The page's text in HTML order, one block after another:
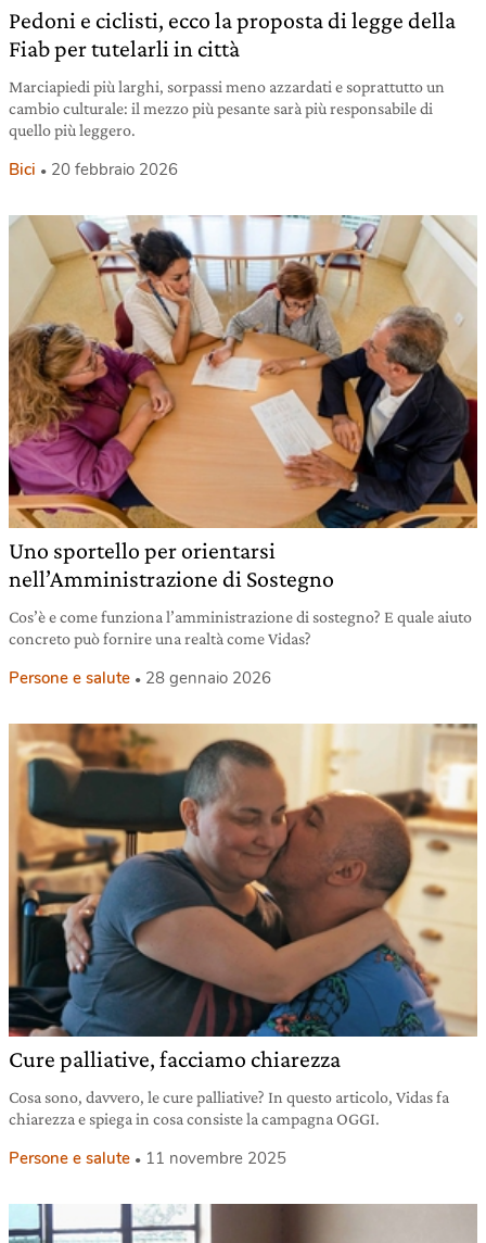
Pedoni e ciclisti, ecco la proposta di legge della
Fiab per tutelarli in città
Marciapiedi più larghi, sorpassi meno azzardati e soprattutto un
cambio culturale: il mezzo più pesante sarà più responsabile di
quello più leggero.
Bici 20 febbraio 2026
Uno sportello per orientarsi
nell’Amministrazione di Sostegno
Cos’è e come funziona l’amministrazione di sostegno? E quale aiuto
concreto può fornire una realtà come Vidas?
Persone e salute 28 gennaio 2026
Cure palliative, facciamo chiarezza
Cosa sono, davvero, le cure palliative? In questo articolo, Vidas fa
chiarezza e spiega in cosa consiste la campagna OGGI.
Persone e salute 11 novembre 2025